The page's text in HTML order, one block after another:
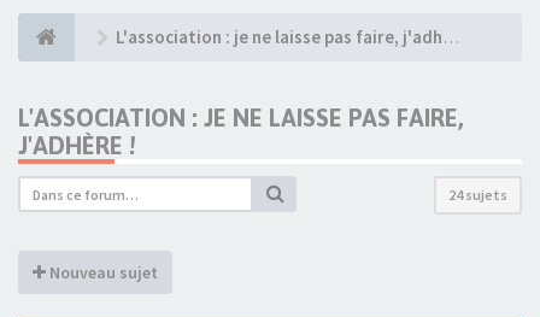
L'association : je ne laisse pas faire, j'adhère !
L'ASSOCIATION : JE NE LAISSE PAS FAIRE,
J'ADHÈRE !
24 sujets
Nouveau sujet